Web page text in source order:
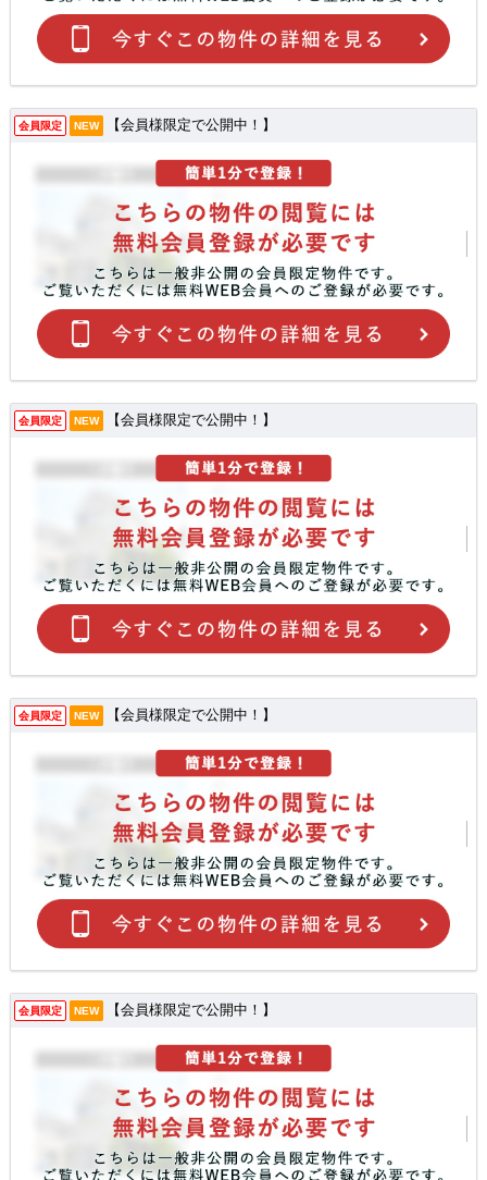
会員限定 NEW 【会員様限定で公開中！】
会員限定 NEW 【会員様限定で公開中！】
会員限定 NEW 【会員様限定で公開中！】
会員限定 NEW 【会員様限定で公開中！】